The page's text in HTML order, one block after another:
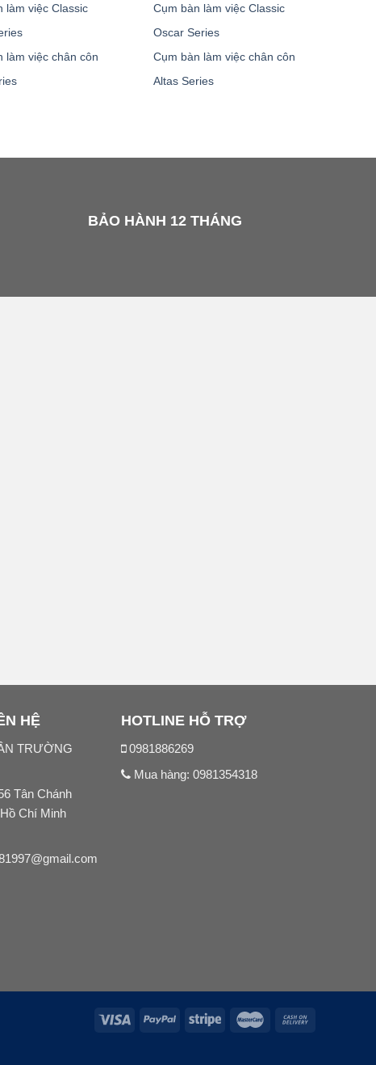
làm việc Classic
làm việc chân côn
Cụm bàn làm việc Classic
Oscar Series
Cụm bàn làm việc chân côn
Altas Series
BẢO HÀNH 12 THÁNG
HỆ
TRƯỜNG
Tân Chánh
Chí Minh
HOTLINE HỖ TRỢ
0981886269
Mua hàng:0981354318